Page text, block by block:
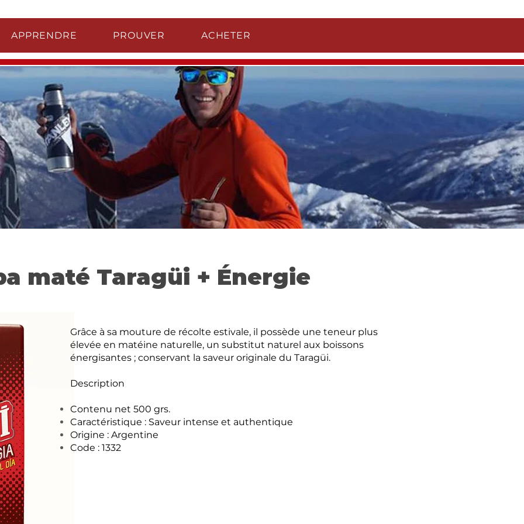
APPRENDRE PROUVER ACHETER
maté Taragüi + Énergie
Grâce à sa mouture de récolte estivale, il possède une teneur plus
élevée en matéine naturelle, un substitut naturel aux boissons
énergisantes ; conservant la saveur originale du Taragüi.
Description
Contenu net 500 grs.
Caractéristique : Saveur intense et authentique
Origine : Argentine
Code : 1332